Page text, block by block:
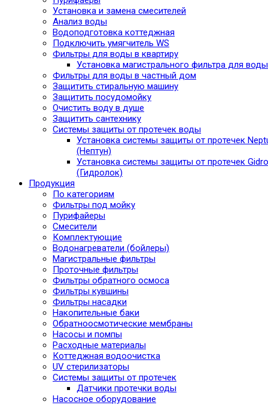
Установка и замена смесителей
Анализ воды
Водоподготовка коттеджная
Подключить умягчитель WS
Фильтры для воды в квартиру
Установка магистрального фильтра для воды
Фильтры для воды в частный дом
Защитить стиральную машину
Защитить посудомойку
Очистить воду в душе
Защитить сантехнику
Системы защиты от протечек воды
Установка системы защиты от протечек
(Нептун)
Установка системы защиты от протечек
(Гидролок)
Продукция
По категориям
Фильтры под мойку
Пурифайеры
Смесители
Комплектующие
Водонагреватели (бойлеры)
Магистральные фильтры
Проточные фильтры
Фильтры обратного осмоса
Фильтры кувшины
Фильтры насадки
Накопительные баки
Обратноосмотические мембраны
Насосы и помпы
Расходные материалы
Коттеджная водоочистка
UV стерилизаторы
Системы защиты от протечек
Датчики протечки воды
Насосное оборудование